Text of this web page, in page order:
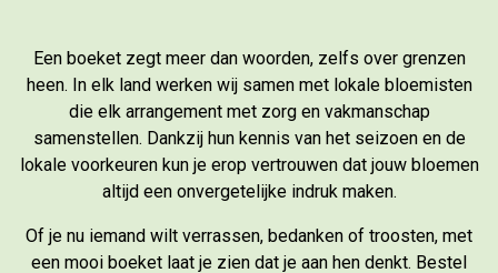
Een boeket zegt meer dan woorden, zelfs over grenzen
heen. In elk land werken wij samen met lokale bloemisten
die elk arrangement met zorg en vakmanschap
samenstellen. Dankzij hun kennis van het seizoen en de
lokale voorkeuren kun je erop vertrouwen dat jouw bloemen
altijd een onvergetelijke indruk maken.
Of je nu iemand wilt verrassen, bedanken of troosten, met
een mooi boeket laat je zien dat je aan hen denkt. Bestel